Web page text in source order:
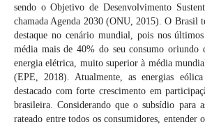
sendo o Objetivo de Desenvolvimento
chamada Agenda 2030 (ONU, 2015). O Brasil
destaque no cenário mundial, pois nos
média mais de 40% do seu consumo oriundo
energia elétrica, muito superior à média
(EPE, 2018). Atualmente, as energias
destacado com forte crescimento em
brasileira. Considerando que o subsídio para
rateado entre todos os consumidores, entender